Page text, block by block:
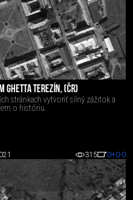
GHETTA TEREZÍN, (ČR)
stránkach vytvoriť silný zážitok a
o históriu.
315 0+0-0